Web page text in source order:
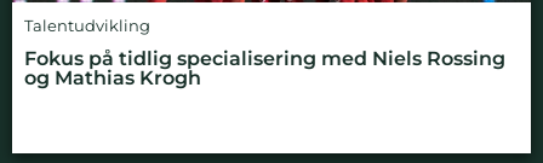
Talentudvikling
Fokus på tidlig specialisering med Niels Rossing
og Mathias Krogh